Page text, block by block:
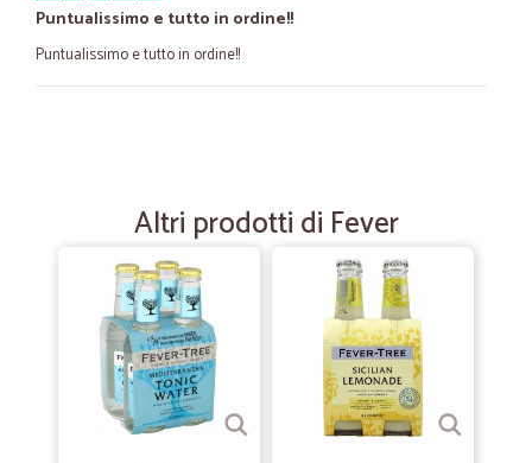
Puntualissimo e tutto in ordine!!
Puntualissimo e tutto in ordine!!
—Manfred C.
Molto valido
Prezzi economici e consegna rapidissima
26/12/2023
—Alberto C.
Altri prodotti di Fever